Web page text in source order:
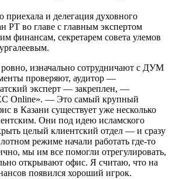
и делегация духовного
РТ во главе с главным экспертом
финансам, секретарем совета улемов
изначально сотрудничают с ДУМ
проверяют, аудитор —
эксперт — закреплен, —
Online». — Это самый крупный
в Казани существует уже несколько
Они под идею исламского
целый клиентский отдел — и сразу
режиме начали работать где-то
мы им все помогли отрегулировать,
открывают офис. Я считаю, что на
появился хороший игрок.